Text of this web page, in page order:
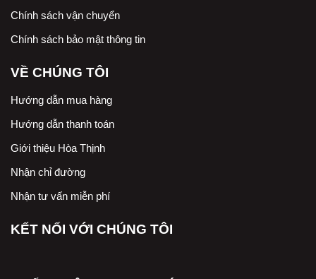
Chính sách vận chuyển
Chính sách bảo mật thông tin
VỀ CHÚNG TÔI
Hướng dẫn mua hàng
Hướng dẫn thanh toán
Giới thiệu Hòa Thịnh
Nhận chỉ đường
Nhận tư vấn miễn phí
KẾT NỐI VỚI CHÚNG TÔI